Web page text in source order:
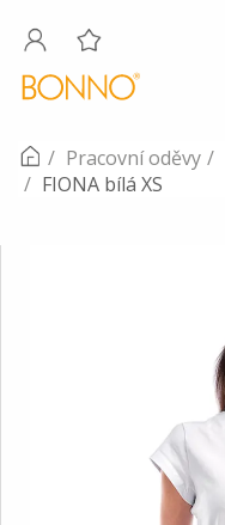
Pracovní oděvy
FIONA bílá XS